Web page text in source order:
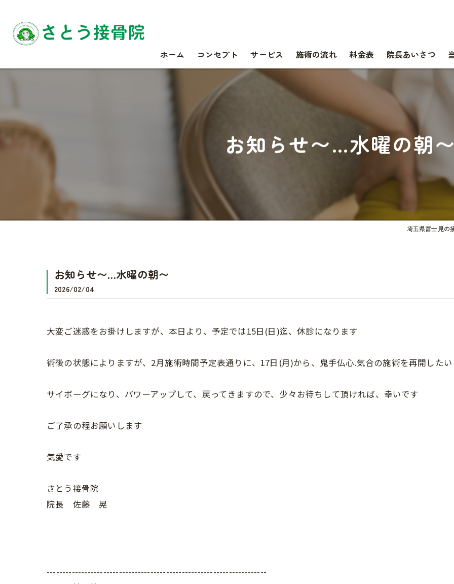
ホーム コンセプト サービス 施術の流れ 料金表 院長あいさつ
お知らせ〜…水曜の朝〜
埼玉県富士見の
お知らせ〜…水曜の朝〜
2026/02/04
大変ご迷惑をお掛けしますが、本日より、予定では15日(日)迄、休診になります
術後の状態によりますが、2月施術時間予定表通りに、17日(月)から、鬼手仏心.気合の施術を再開した
サイボーグになり、パワーアップして、戻ってきますので、少々お待ちして頂ければ、幸いです
ご了承の程お願いします
気愛です
さとう接骨院
院長 佐藤 晃
----------------------------------------------------------------------